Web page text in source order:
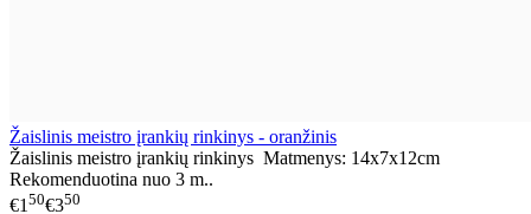
Žaislinis meistro įrankių rinkinys - oranžinis
Žaislinis meistro įrankių rinkinys Matmenys: 14x7x12cm
Rekomenduotina nuo 3 m..
€1 50€350